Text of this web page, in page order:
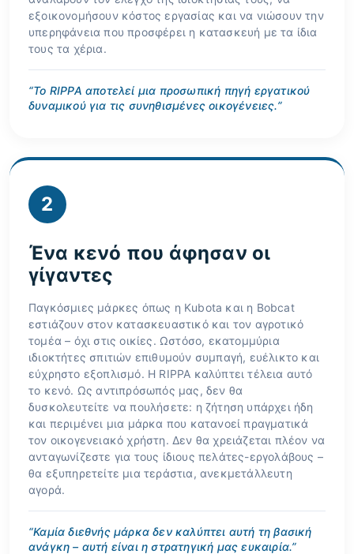
εξοικονομήσουν κόστος εργασίας και να νιώσουν την
υπερηφάνεια που προσφέρει η κατασκευή με τα ίδια
τους τα χέρια.
“Το RIPPA αποτελεί μια προσωπική πηγή εργατικού
δυναμικού για τις συνηθισμένες οικογένειες.”
2
Ένα κενό που άφησαν οι
γίγαντες
Παγκόσμιες μάρκες όπως η Kubota και η Bobcat
εστιάζουν στον κατασκευαστικό και τον αγροτικό
τομέα – όχι στις οικίες. Ωστόσο, εκατομμύρια
ιδιοκτήτες σπιτιών επιθυμούν συμπαγή, ευέλικτο και
εύχρηστο εξοπλισμό. Η RIPPA καλύπτει τέλεια αυτό
το κενό. Ως αντιπρόσωπός μας, δεν θα
δυσκολευτείτε να πουλήσετε: η ζήτηση υπάρχει ήδη
και περιμένει μια μάρκα που κατανοεί πραγματικά
τον οικογενειακό χρήστη. Δεν θα χρειάζεται πλέον να
ανταγωνίζεστε για τους ίδιους πελάτες-εργολάβους –
θα εξυπηρετείτε μια τεράστια, ανεκμετάλλευτη
αγορά.
“Καμία διεθνής μάρκα δεν καλύπτει αυτή τη βασική
ανάγκη – αυτή είναι η στρατηγική μας ευκαιρία.”